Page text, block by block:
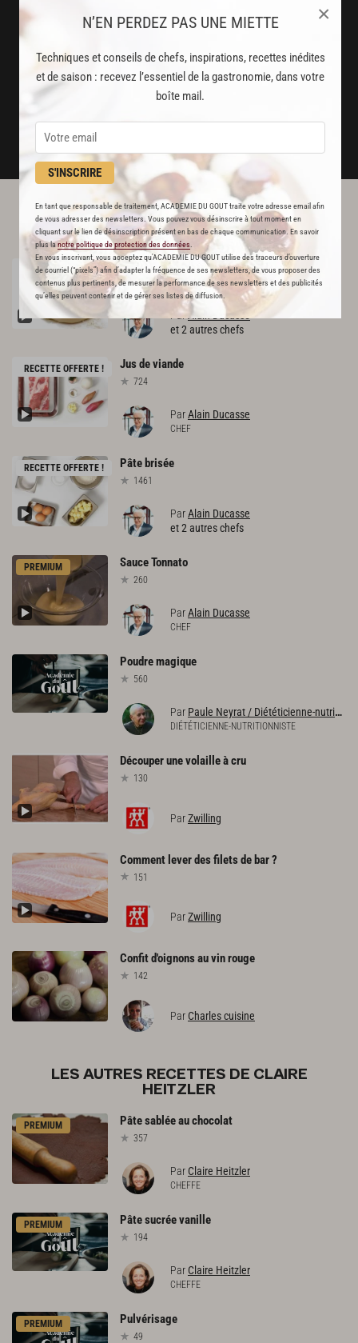
N’EN PERDEZ PAS UNE MIETTE
Techniques et conseils de chefs, inspirations, recettes inédites
et de saison : recevez l’essentiel de la gastronomie, dans votre
boîte mail.
S'INSCRIRE
En tant que responsable de traitement, ACADEMIE DU GOUT traite votre adresse email afin
de vous adresser des newsletters. Vous pouvez vous désinscrire à tout moment en
cliquant sur le lien de désinscription présent en bas de chaque communication. En savoir
plus lanotre politique de protection des données
En vous inscrivant, vous acceptez qu'ACADEMIE DU GOUT utilise des traceurs d’ouverture
de courriel (“pixels”) afin d’adapter la fréquence de ses newsletters, de vous proposer des
contenus plus pertinents, de mesurer la performance de ses newsletters et des publicités
qu’elles peuvent contenir et de gérer ses listes de diffusion.
×
disponibles chaque semaine
un service garanti sans publicité
DÉJÀ ABONNÉ(E) ? JE ME CONNECTE
L'ACADÉMIE DU GOÛT VOUS
RECOMMANDE
RECETTE OFFERTE ! Pâte àpissaladière
831
ParAlain Ducasse
et 2 autres chefs
RECETTE OFFERTE ! Jusdeviande
724
ParAlain Ducasse
CHEF
RECETTE OFFERTE ! Pâte brisée
1461
ParAlain Ducasse
et 2 autres chefs
PREMIUM SauceTonnato
260
ParAlain Ducasse
CHEF
Poudremagique
560
Par Paule Neyrat / Diététicienne-nutritionniste
DIÉTÉTICIENNE-NUTRITIONNISTE
Découperunevolailleàcru
130
ParZwilling
Comment leverdesfiletsde bar?
151
ParZwilling
Confitd'oignonsauvinrouge
142
Par Charles cuisine
LES AUTRES RECETTES DE CLAIRE
HEITZLER
PREMIUM Pâtesabléeauchocolat
357
Par Claire Heitzler
CHEFFE
PREMIUM Pâtesucréevanille
194
Par Claire Heitzler
CHEFFE
PREMIUM Pulvérisage
49